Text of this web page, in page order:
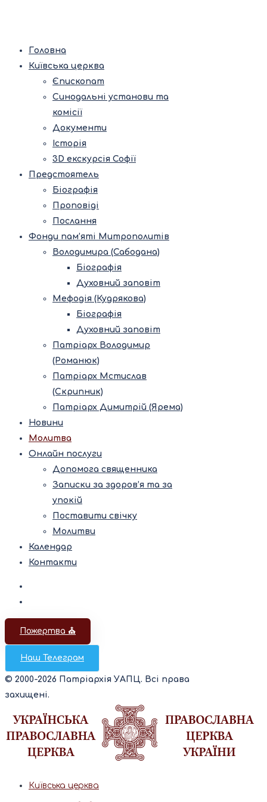
Головна
Київська церква
Єпископат
Синодальні установи та
комісії
Документи
Історія
3D екскурсія Софії
Предстоятель
Біографія
Проповіді
Послання
Фонди пам’яті Митрополитів
Володимира (Сабодана)
Біографія
Духовний заповіт
Мефодія (Кудрякова)
Біографія
Духовний заповіт
Патріарх Володимир
(Романюк)
Патріарх Мстислав
(Скрипник)
Патріарх Димитрій (Ярема)
Новини
Молитва
Онлайн послуги
Допомога священника
Записки за здоров’я та за
упокій
Поставити свічку
Молитви
Календар
Контакти
Пожертва ⛪️
Наш Телеграм
© 2000-2026 Патріархія УАПЦ. Всі права
захищені.
Київська церква